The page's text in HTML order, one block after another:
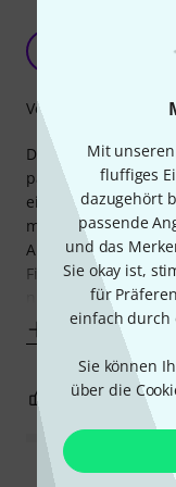
Mit
fluffiges
dazugehört
passende
und das
Sie okay ist,
für
einfach durch
Sie können
über die
Die Notenmappe
passt noch gut in
ein stabiles Produkt
mal nur
Abzug gibt es
Fixierungen, weil es
nicht allzu viele
Mehr anzeigen
Verarbeitung
0